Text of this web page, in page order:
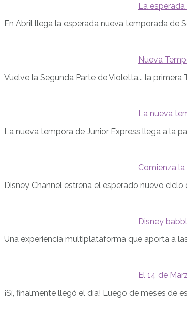
La
En Abril llega la esperada nueva temporada de
Nueva
Vuelve la Segunda Parte de Violetta... la
La nueva
La nueva tempora de Junior Express llega a la
Comienza
Disney Channel estrena el esperado nuevo
Disney
Una experiencia multiplataforma que aporta a
El 14 de
¡Sí, finalmente llegó el día! Luego de meses de